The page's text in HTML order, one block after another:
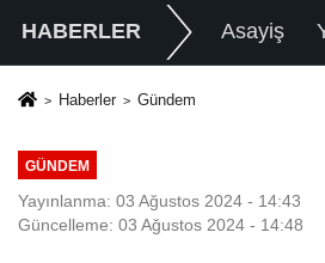
HABERLER Asayiş
Haberler Gündem
GÜNDEM
Yayınlanma: 03 Ağustos 2024 - 14:43
Güncelleme: 03 Ağustos 2024 - 14:48